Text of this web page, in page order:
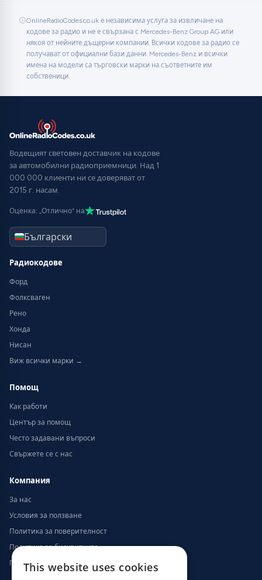
OnlineRadioCodes.co.uk е независима услуга за извличане на
кодове за радио и не е свързана с Mercedes-Benz Group AG или
някоя от нейните дъщерни компании. Всички кодове за радио се
получават от официални бази данни. Mercedes-Benz и всички
имена на модели са търговски марки на съответните им
собственици.
Водещият световен доставчик на кодове
за автомобилни радиоприемници. Над 1
000 000 клиенти ни се доверяват от
2015 г. насам.
Оценка: „Отлично“ на
Радиокодове
Форд
Фолксваген
Рено
Хонда
Нисан
Виж всички марки →
Помощ
Как работи
Център за помощ
Често задавани въпроси
Свържете се с нас
Компания
За нас
Условия за ползване
Политика за поверителност
Политика за бисквитките
Политика за възстановяване на суми
This website uses cookies